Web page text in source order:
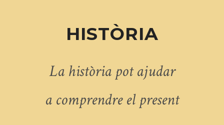
HISTÒRIA
La història pot ajudar
a comprendre el present